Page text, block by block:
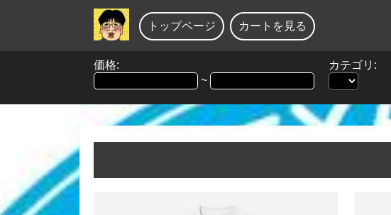
トップページ カートを見る
価格:
~
カテゴリ: